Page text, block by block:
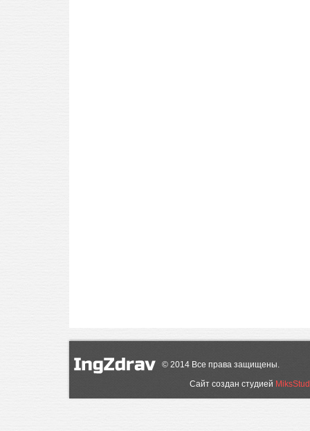
© 2014 Все права защищены.
Сайт создан студией